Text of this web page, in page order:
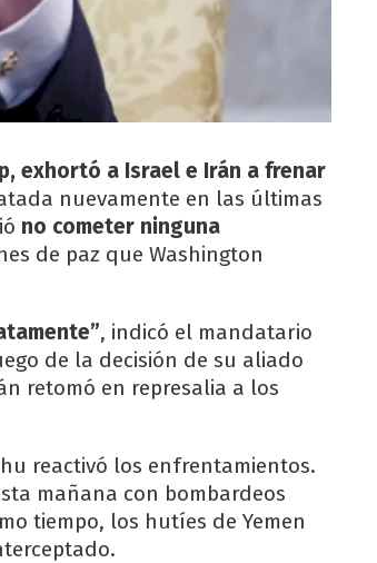
exhortó a Israel e Irán a frenar
nuevamente en las últimas
no cometer ninguna
de paz que Washington
, indicó el mandatario
de la decisión de su aliado
retomó en represalia a los
reactivó los enfrentamientos.
mañana con bombardeos
tiempo, los hutíes de Yemen